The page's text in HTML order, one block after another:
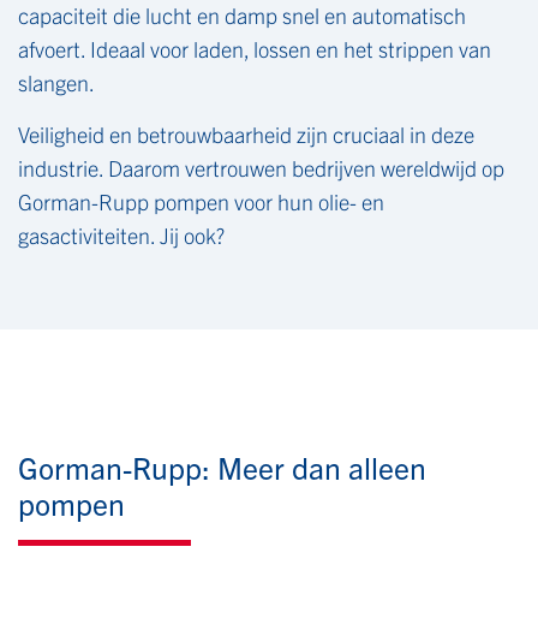
capaciteit die lucht en damp snel en automatisch
afvoert. Ideaal voor laden, lossen en het strippen van
slangen.
Veiligheid en betrouwbaarheid zijn cruciaal in deze
industrie. Daarom vertrouwen bedrijven wereldwijd op
Gorman-Rupp pompen voor hun olie- en
gasactiviteiten. Jij ook?
Gorman-Rupp: Meer dan alleen
pompen